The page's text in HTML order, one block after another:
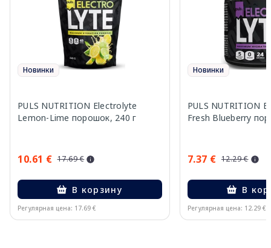
Новинки
PULS NUTRITION Electrolyte
Lemon-Lime порошок, 240 г
10.61 € 17.69 €
В корзину
Регулярная цена: 17.69 €
Новинки
PULS NUTRITION
Fresh Blueberry
7.37 € 12.29 €
В
Регулярная цена: 12.29 €